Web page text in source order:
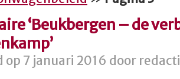
‘Beukbergen – de
op 7 januari 2016 door